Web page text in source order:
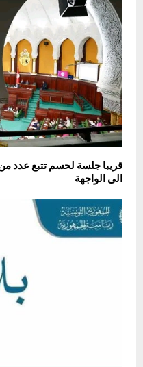
قريبا جلسة لحسم تتبع عدد
الى الواجهة